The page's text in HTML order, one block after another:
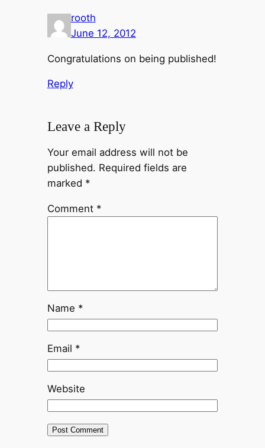
rooth
June 12, 2012
Congratulations on being published!
Reply
Leave a Reply
Your email address will not be
published. Required fields are
marked *
Comment *
Name *
Email *
Website